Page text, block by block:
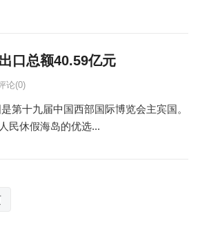
口总额40.59亿元
论(0)
第十九届中国西部国际博览会主宾国。
民休假海岛的优选...